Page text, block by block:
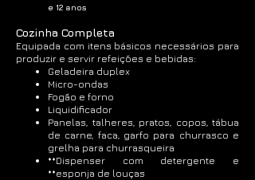
e 12 anos
Cozinha Completa
Equipada com itens básicos necessários para
produzir e servir refeições e bebidas:
Geladeira duplex
Micro-ondas
Fogão e forno
Liquidificador
Panelas, talheres, pratos, copos, tábua
de carne, faca, garfo para churrasco e
grelha para churrasqueira
**Dispenser com detergente e
**esponja de louças